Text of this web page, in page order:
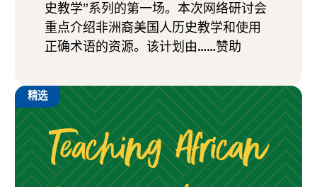
史教学”系列的第一场。本次网络研讨会
重点介绍非洲裔美国人历史教学和使用
正确术语的资源。该计划由……赞助
精选